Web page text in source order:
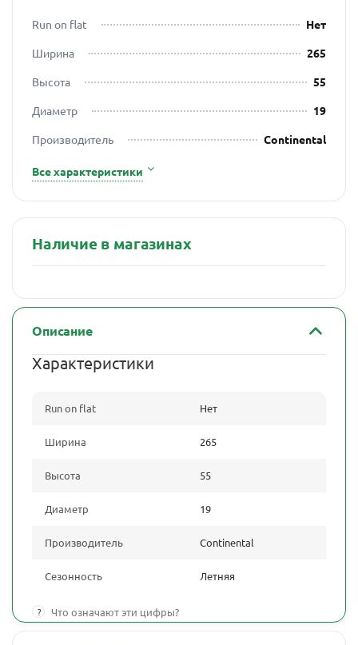
Run on flat
Нет
Ширина
265
Высота
55
Диаметр
19
Производитель
Continental
Все характеристики
Наличие в магазинах
Описание
Характеристики
Run on flat Нет
Ширина 265
Высота 55
Диаметр 19
Производитель Continental
Сезонность Летняя
? Что означают эти цифры?